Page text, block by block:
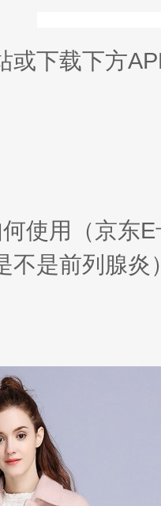
或下载下方
使用（京东
不是前列腺炎